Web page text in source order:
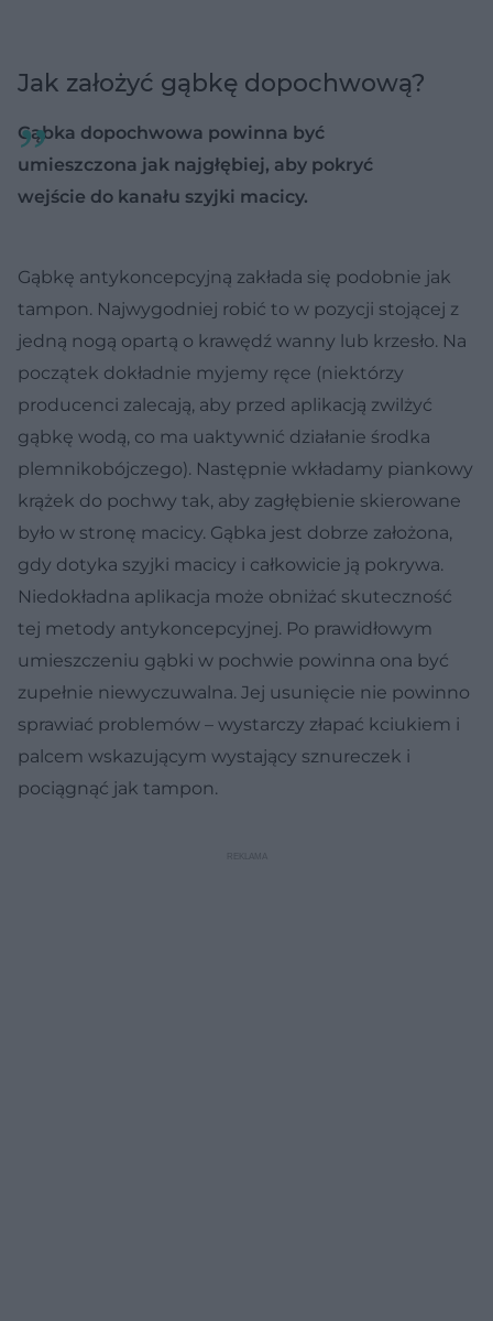
Jak założyć gąbkę dopochwową?
Gąbka dopochwowa powinna być
umieszczona jak najgłębiej, aby pokryć
wejście do kanału szyjki macicy.
Gąbkę antykoncepcyjną zakłada się podobnie jak
tampon. Najwygodniej robić to w pozycji stojącej z
jedną nogą opartą o krawędź wanny lub krzesło. Na
początek dokładnie myjemy ręce (niektórzy
producenci zalecają, aby przed aplikacją zwilżyć
gąbkę wodą, co ma uaktywnić działanie środka
plemnikobójczego). Następnie wkładamy piankowy
krążek do pochwy tak, aby zagłębienie skierowane
było w stronę macicy. Gąbka jest dobrze założona,
gdy dotyka szyjki macicy i całkowicie ją pokrywa.
Niedokładna aplikacja może obniżać skuteczność
tej metody antykoncepcyjnej. Po prawidłowym
umieszczeniu gąbki w pochwie powinna ona być
zupełnie niewyczuwalna. Jej usunięcie nie powinno
sprawiać problemów – wystarczy złapać kciukiem i
palcem wskazującym wystający sznureczek i
pociągnąć jak tampon.